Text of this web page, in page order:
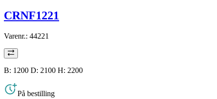
CRNF1221
Varenr.: 44221
B: 1200 D: 2100 H: 2200
På bestilling